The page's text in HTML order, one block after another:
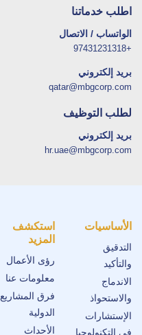
اطلب خدماتنا
الواتساب / الاتصال
+97431231318
بريد إلكتروني
qatar@mbgcorp.com
لطلب التوظيف
بريد إلكتروني
hr.uae@mbgcorp.com
الأساسيات
التدقيق
والتأكيد
الاندماج
والاستحواذ
الإستشارات
في التكنولوجيا
استكشف
المزيد
رؤى الأعمال
معلومات عنا
فرق المشاريع
الدولية
الأحداث